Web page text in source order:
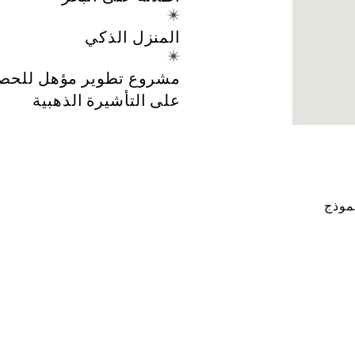
المنزل الذكي
مشروع تطوير مؤهل
على التأشيرة الذهبية